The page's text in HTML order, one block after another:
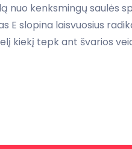
nuo kenksmingų saulės
slopina laisvuosius
kiekį tepk ant švarios